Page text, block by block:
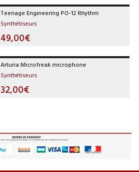
Teenage Engineering PO-12 Rhythm
Synthétiseurs
49,00€
Arturia Microfreak microphone
Synthétiseurs
32,00€